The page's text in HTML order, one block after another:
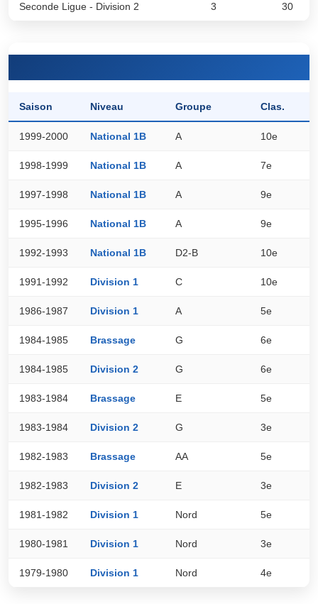
Seconde Ligue - Division 2 3 30
Saison Niveau Groupe Clas.
1999-2000 National 1B A 10e
1998-1999 National 1B A 7e
1997-1998 National 1B A 9e
1995-1996 National 1B A 9e
1992-1993 National 1B D2-B 10e
1991-1992 Division 1 C 10e
1986-1987 Division 1 A 5e
1984-1985 Brassage G 6e
1984-1985 Division 2 G 6e
1983-1984 Brassage E 5e
1983-1984 Division 2 G 3e
1982-1983 Brassage AA 5e
1982-1983 Division 2 E 3e
1981-1982 Division 1 Nord 5e
1980-1981 Division 1 Nord 3e
1979-1980 Division 1 Nord 4e